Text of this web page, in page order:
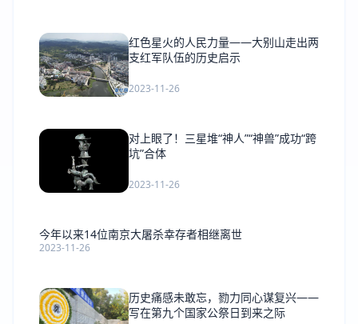
红色星火的人民力量——大别山走出两
支红军队伍的历史启示
2023-11-26
对上眼了！三星堆“神人”“神兽”成功“跨
坑”合体
2023-11-26
今年以来14位南京大屠杀幸存者相继离世
2023-11-26
历史痛感未敢忘，勠力同心谋复兴——
写在第九个国家公祭日到来之际